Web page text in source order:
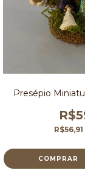
Presépio
R$56,91